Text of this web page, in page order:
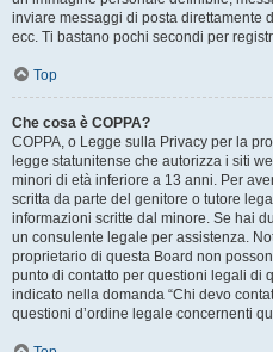
inviare messaggi di posta direttamente
ecc. Ti bastano pochi secondi per
Top
Che cosa è COPPA?
COPPA, o Legge sulla Privacy per la
legge statunitense che autorizza i siti
minori di età inferiore a 13 anni. Per
scritta da parte del genitore o tutore
informazioni scritte dal minore. Se hai
un consulente legale per assistenza.
proprietario di questa Board non
punto di contatto per questioni legali di
indicato nella domanda “Chi devo
questioni d’ordine legale concernenti